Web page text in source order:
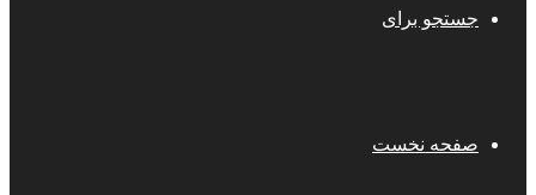
جستجو برای
صفحه نخست